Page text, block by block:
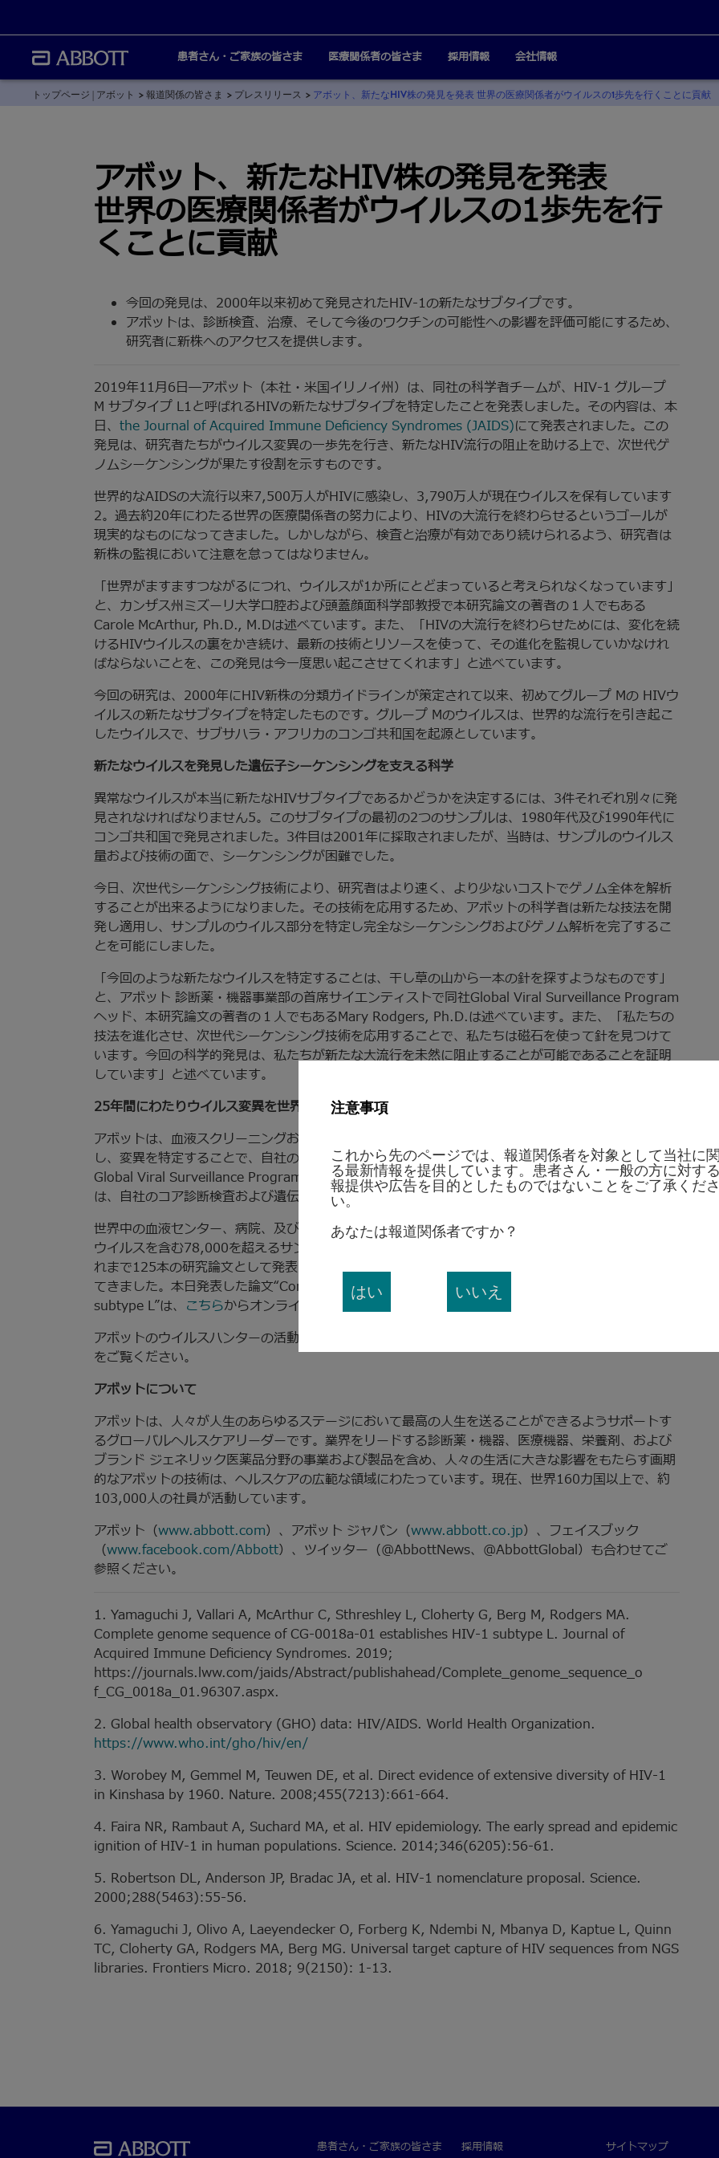
患者さん・ご家族の皆さま 医療関係者の皆さま 採用情報 会社情報
トップページ | アボット 報道関係の皆さま プレスリリース アボット、新たなHIV株の発見を発表 世界の医療関係者がウイルスの1歩先を行くことに貢献
アボット、新たなHIV株の発見を発表
世界の医療関係者がウイルスの1歩先を行
くことに貢献
今回の発見は、2000年以来初めて発見されたHIV-1の新たなサブタイプです。
アボットは、診断検査、治療、そして今後のワクチンの可能性への影響を評価可能にするため、
研究者に新株へのアクセスを提供します。
2019年11月6日―アボット（本社・米国イリノイ州）は、同社の科学者チームが、HIV-1 グループ
M サブタイプ L1と呼ばれるHIVの新たなサブタイプを特定したことを発表しました。その内容は、本
日、 the Journal of Acquired Immune Deficiency Syndromes (JAIDS)にて発表されました。この
発見は、研究者たちがウイルス変異の一歩先を行き、新たなHIV流行の阻止を助ける上で、次世代ゲ
ノムシーケンシングが果たす役割を示すものです。
世界的なAIDSの大流行以来7,500万人がHIVに感染し、3,790万人が現在ウイルスを保有しています
2。過去約20年にわたる世界の医療関係者の努力により、HIVの大流行を終わらせるというゴールが
現実的なものになってきました。しかしながら、検査と治療が有効であり続けられるよう、研究者は
新株の監視において注意を怠ってはなりません。
「世界がますますつながるにつれ、ウイルスが1か所にとどまっていると考えられなくなっています」
と、カンザス州ミズーリ大学口腔および頭蓋顔面科学部教授で本研究論文の著者の１人でもある
Carole McArthur, Ph.D., M.Dは述べています。また、「HIVの大流行を終わらせためには、変化を続
けるHIVウイルスの裏をかき続け、最新の技術とリソースを使って、その進化を監視していかなけれ
ばならないことを、この発見は今一度思い起こさせてくれます」と述べています。
今回の研究は、2000年にHIV新株の分類ガイドラインが策定されて以来、初めてグループ Mの HIVウ
イルスの新たなサブタイプを特定したものです。グループ Mのウイルスは、世界的な流行を引き起こ
したウイルスで、サブサハラ・アフリカのコンゴ共和国を起源としています。
新たなウイルスを発見した遺伝子シーケンシングを支える科学
異常なウイルスが本当に新たなHIVサブタイプであるかどうかを決定するには、3件それぞれ別々に発
見されなければなりません5。このサブタイプの最初の2つのサンプルは、1980年代及び1990年代に
コンゴ共和国で発見されました。3件目は2001年に採取されましたが、当時は、サンプルのウイルス
量および技術の面で、シーケンシングが困難でした。
今日、次世代シーケンシング技術により、研究者はより速く、より少ないコストでゲノム全体を解析
することが出来るようになりました。その技術を応用するため、アボットの科学者は新たな技法を開
発し適用し、サンプルのウイルス部分を特定し完全なシーケンシングおよびゲノム解析を完了するこ
とを可能にしました。
「今回のような新たなウイルスを特定することは、干し草の山から一本の針を探すようなものです」
と、アボット 診断薬・機器事業部の首席サイエンティストで同社Global Viral Surveillance Program
ヘッド、本研究論文の著者の１人でもあるMary Rodgers, Ph.D.は述べています。また、「私たちの
技法を進化させ、次世代シーケンシング技術を応用することで、私たちは磁石を使って針を見つけて
います。今回の科学的発見は、私たちが新たな大流行を未然に阻止することが可能であることを証明
しています」と述べています。
25年間にわたりウイルス変異を世界中で追跡
アボットは、血液スクリーニングおよび感染症検査のリーダーとして、HIVと肝炎ウイルスを監視
し、変異を特定することで、自社の診断検査が最新であり続けることを確保するために、25年前に
Global Viral Surveillance Programを創設しました。今回の研究の一環として、アボットの科学者
は、自社のコア診断検査および遺伝子検査でこの新たなHIV株を検出できることを確認しました。
世界中の血液センター、病院、及び学術機関との提携を通じて、アボットは45か国からHIV及び肝炎
ウイルスを含む78,000を超えるサンプルを収集し、5,000株以上を識別し特徴づけし、その結果をこ
れまで125本の研究論文として発表することで、科学界がそれらのウイルスについて学ぶ手助けをし
てきました。本日発表した論文“Complete genome sequence of CG-0018a-01 establishes HIV-1
subtype L”は、 こちらからオンラインで閲覧できます。
アボットのウイルスハンターの活動について、詳しくはこちら（
をご覧ください。
アボットについて
アボットは、人々が人生のあらゆるステージにおいて最高の人生を送ることができるようサポートす
るグローバルヘルスケアリーダーです。業界をリードする診断薬・機器、医療機器、栄養剤、および
ブランド ジェネリック医薬品分野の事業および製品を含め、人々の生活に大きな影響をもたらす画期
的なアボットの技術は、ヘルスケアの広範な領域にわたっています。現在、世界160カ国以上で、約
103,000人の社員が活動しています。
アボット（www.abbott.com）、アボット ジャパン（www.abbott.co.jp）、フェイスブック
（www.facebook.com/Abbott）、ツイッター（@AbbottNews、@AbbottGlobal）も合わせてご
参照ください。
1. Yamaguchi J, Vallari A, McArthur C, Sthreshley L, Cloherty G, Berg M, Rodgers MA.
Complete genome sequence of CG-0018a-01 establishes HIV-1 subtype L. Journal of
Acquired Immune Deficiency Syndromes. 2019;
https://journals.lww.com/jaids/Abstract/publishahead/Complete_genome_sequence_o
f_CG_0018a_01.96307.aspx.
2. Global health observatory (GHO) data: HIV/AIDS. World Health Organization.
https://www.who.int/gho/hiv/en/
3. Worobey M, Gemmel M, Teuwen DE, et al. Direct evidence of extensive diversity of HIV-1
in Kinshasa by 1960. Nature. 2008;455(7213):661-664.
4. Faira NR, Rambaut A, Suchard MA, et al. HIV epidemiology. The early spread and epidemic
ignition of HIV-1 in human populations. Science. 2014;346(6205):56-61.
5. Robertson DL, Anderson JP, Bradac JA, et al. HIV-1 nomenclature proposal. Science.
2000;288(5463):55-56.
6. Yamaguchi J, Olivo A, Laeyendecker O, Forberg K, Ndembi N, Mbanya D, Kaptue L, Quinn
TC, Cloherty GA, Rodgers MA, Berg MG. Universal target capture of HIV sequences from NGS
libraries. Frontiers Micro. 2018; 9(2150): 1-13.
患者さん・ご家族の皆さま 採用情報 サイトマップ
注意事項
これから先のページでは、報道関係者を対象として当社に
る最新情報を提供しています。患者さん・一般の方に対す
報提供や広告を目的としたものではないことをご了承くださ
い。
あなたは報道関係者ですか？
はい いいえ